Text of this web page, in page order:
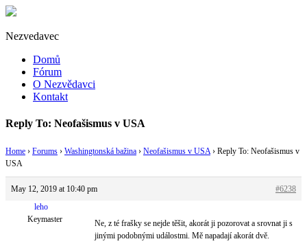
Nezvedavec
Domů
Fórum
O Nezvědavci
Kontakt
Reply To: Neofašismus v USA
Home › Forums › Washingtonská bažina › Neofašismus v USA › Reply To: Neofašismus v
USA
May 12, 2019 at 10:40 pm
#6238
leho
Keymaster
Ne, z té frašky se nejde těšit, akorát ji pozorovat a srovnat ji s
jinými podobnými událostmi. Mě napadají akorát dvě.